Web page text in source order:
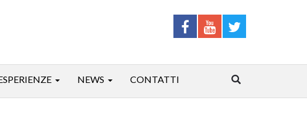
NEWS CONTATTI